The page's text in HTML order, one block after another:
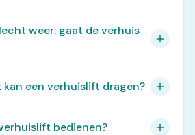
weer: gaat de verhuis
een verhuislift dragen?
bedienen?